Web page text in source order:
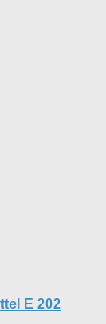
E 202